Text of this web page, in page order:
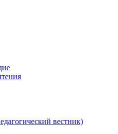
вестник)